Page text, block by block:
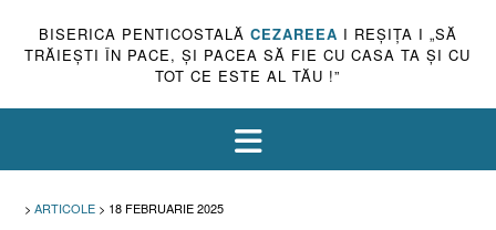
BISERICA PENTICOSTALĂ CEZAREEA I REŞIŢA I „SĂ
TRĂIEŞTI ÎN PACE, ŞI PACEA SĂ FIE CU CASA TA ŞI CU
TOT CE ESTE AL TĂU !”
> ARTICOLE > 18 FEBRUARIE 2025